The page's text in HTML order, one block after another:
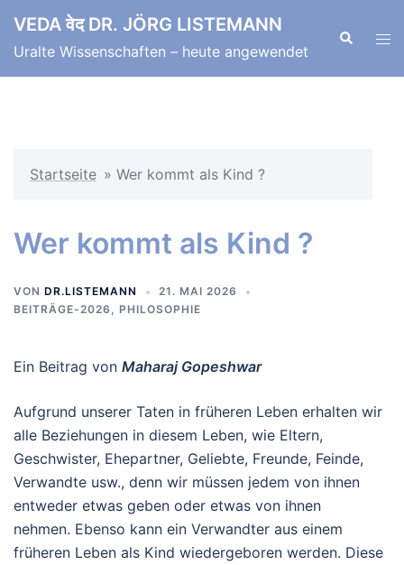
Inhalt
springen
VEDA वेद DR. JÖRG LISTEMANN
Uralte Wissenschaften – heute angewendet
Suche
Startseite » Wer kommt als Kind ?
Wer kommt als Kind ?
VON DR.LISTEMANN
21. MAI 2026
BEITRÄGE-2026 , PHILOSOPHIE
Ein Beitrag von Maharaj Gopeshwar
Aufgrund unserer Taten in früheren Leben erhalten wir
alle Beziehungen in diesem Leben, wie Eltern,
Geschwister, Ehepartner, Geliebte, Freunde, Feinde,
Verwandte usw., denn wir müssen jedem von ihnen
entweder etwas geben oder etwas von ihnen
nehmen. Ebenso kann ein Verwandter aus einem
früheren Leben als Kind wiedergeboren werden. Diese